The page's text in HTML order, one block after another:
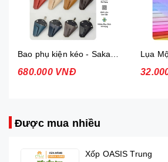
680.000 VNĐ
Được mua nhiều
Xốp OASIS Trung